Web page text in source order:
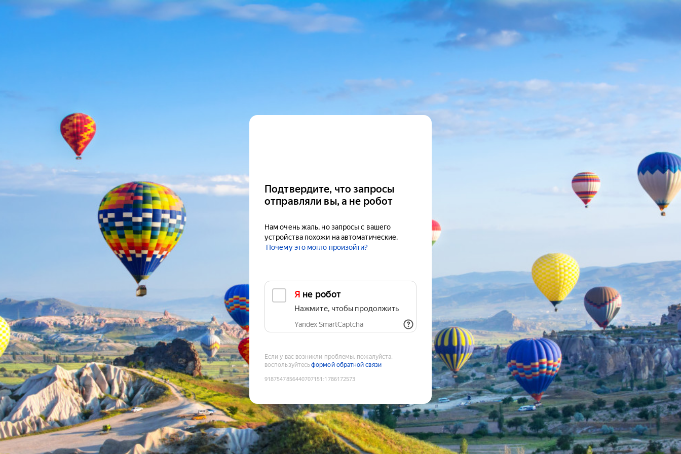
Подтвердите, что запросы
отправляли вы, а не робот
Нам очень жаль, но запросы с вашего
устройства похожи на автоматические.
Почему это могло произойти?
Я не робот
Нажмите, чтобы продолжить
Yandex SmartCaptcha
Если у вас возникли проблемы, пожалуйста,
воспользуйтесьформой обратной связи
9187547856440707151 :1786172573